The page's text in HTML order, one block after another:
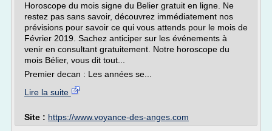
Horoscope du mois signe du Belier gratuit en ligne. Ne
restez pas sans savoir, découvrez immédiatement nos
prévisions pour savoir ce qui vous attends pour le mois de
Février 2019. Sachez anticiper sur les événements à
venir en consultant gratuitement. Notre horoscope du
mois Bélier, vous dit tout...
Premier decan : Les années se...
Lire la suite
Site : https://www.voyance-des-anges.com